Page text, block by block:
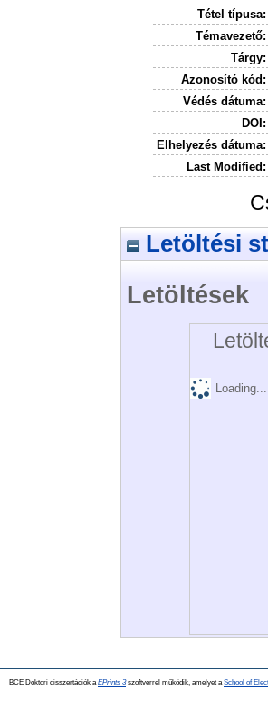
Tétel típusa:
Témavezető:
Tárgy:
Azonosító kód:
Védés dátuma:
DOI:
Elhelyezés dátuma:
Last Modified:
Letöltési
Letöltések
Loading...
BCE Doktori disszertációk a EPrints 3szoftverrel működik, amelyet a School of